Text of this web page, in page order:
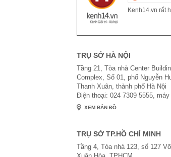
Kenh14.vn rất
TRỤ SỞ HÀ NỘI
Tầng 21, Tòa nhà Center
Complex, Số 01, phố Nguyễn
Thanh Xuân, thành phố Hà Nội
Điện thoại: 024 7309 5555, máy
XEM BẢN ĐỒ
TRỤ SỞ TP.HỒ CHÍ MINH
Tầng 4, Tòa nhà 123, số 127
Xuân Hòa, TPHCM